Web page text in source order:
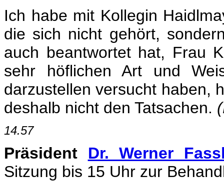
Ich habe mit Kollegin
die sich nicht gehört,
auch beantwortet hat, Frau
sehr höflichen Art und
darzustellen versucht haben,
deshalb nicht den Tatsachen.
14.57
Präsident Dr. Werner
Sitzung bis 15 Uhr zur